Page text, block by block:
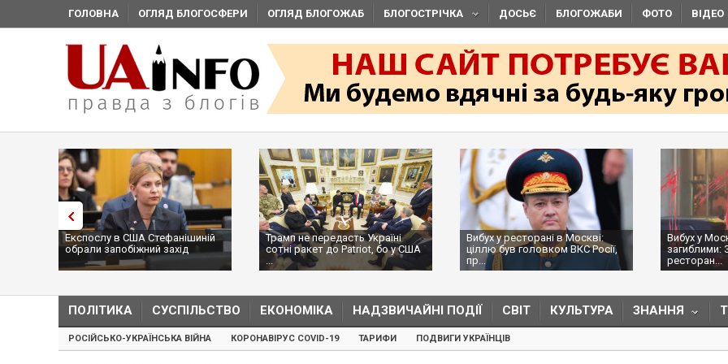
ГОЛОВНА ОГЛЯД БЛОГОСФЕРИ ОГЛЯД БЛОГОЖАБ БЛОГОСТРІЧКА ДОСЬЄ БЛОГОЖАБИ ФОТО ВІДЕО
Експослу в США Стефанішиній
обрали запобіжний захід
Трамп не передасть Україні
сотні ракет до Patriot, бо у США
...
Вибух у ресторані в Москві:
ціллю був головком ВКС Росії,
пр...
Вибух у
загиблими:
ресторан...
ПОЛІТИКА СУСПІЛЬСТВО ЕКОНОМІКА НАДЗВИЧАЙНІ ПОДІЇ СВІТ КУЛЬТУРА ЗНАННЯ
РОСІЙСЬКО-УКРАЇНСЬКА ВІЙНА КОРОНАВІРУС COVID-19 ТАРИФИ ПОДВИГИ УКРАЇНЦІВ